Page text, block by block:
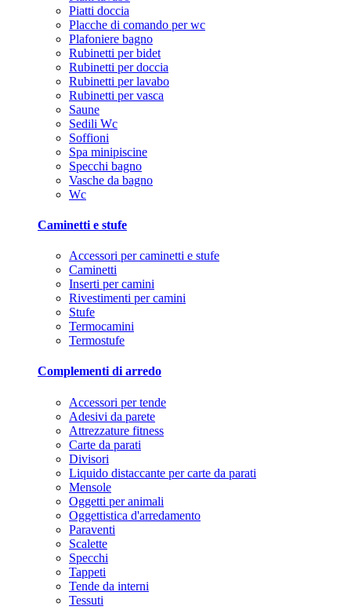
Piatti doccia
Placche di comando per wc
Plafoniere bagno
Rubinetti per bidet
Rubinetti per doccia
Rubinetti per lavabo
Rubinetti per vasca
Saune
Sedili Wc
Soffioni
Spa minipiscine
Specchi bagno
Vasche da bagno
Wc
Caminetti e stufe
Accessori per caminetti e stufe
Caminetti
Inserti per camini
Rivestimenti per camini
Stufe
Termocamini
Termostufe
Complementi di arredo
Accessori per tende
Adesivi da parete
Attrezzature fitness
Carte da parati
Divisori
Liquido distaccante per carte da parati
Mensole
Oggetti per animali
Oggettistica d'arredamento
Paraventi
Scalette
Specchi
Tappeti
Tende da interni
Tessuti